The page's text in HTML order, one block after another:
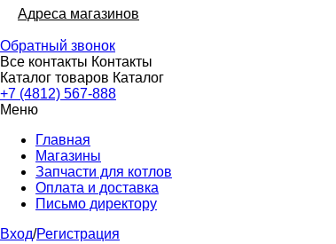
Адреса магазинов
Обратный звонок
Все контакты Контакты
Каталог товаров Каталог
+7 (4812) 567-888
Меню
Главная
Магазины
Запчасти для котлов
Оплата и доставка
Письмо директору
Вход/Регистрация